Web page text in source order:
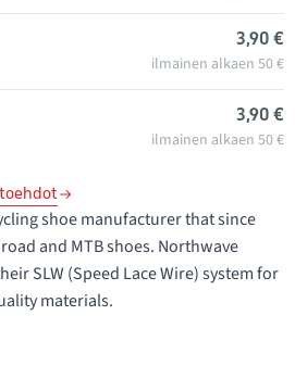
3,90 €
ilmainen alkaen 50 €
3,90 €
ilmainen alkaen 50 €
shoe manufacturer that since
and MTB shoes. Northwave
SLW (Speed Lace Wire) system for
materials.